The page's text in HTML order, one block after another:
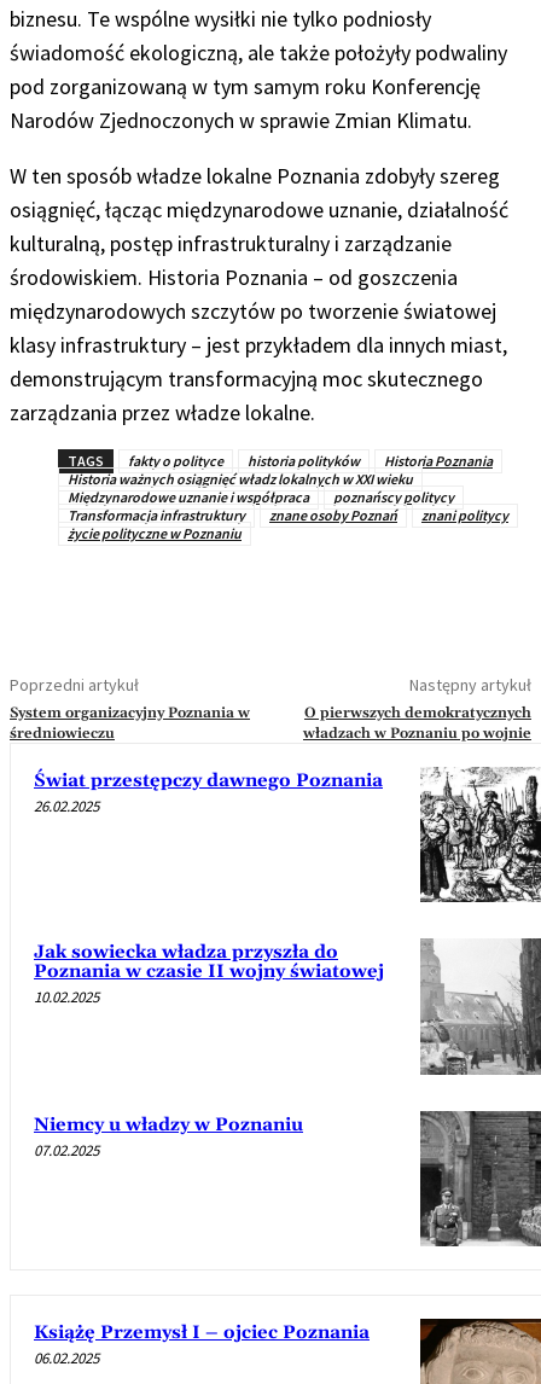
biznesu. Te wspólne wysiłki nie tylko podniosły
świadomość ekologiczną, ale także położyły podwaliny
pod zorganizowaną w tym samym roku Konferencję
Narodów Zjednoczonych w sprawie Zmian Klimatu.
W ten sposób władze lokalne Poznania zdobyły szereg
osiągnięć, łącząc międzynarodowe uznanie, działalność
kulturalną, postęp infrastrukturalny i zarządzanie
środowiskiem. Historia Poznania – od goszczenia
międzynarodowych szczytów po tworzenie światowej
klasy infrastruktury – jest przykładem dla innych miast,
demonstrującym transformacyjną moc skutecznego
zarządzania przez władze lokalne.
TAGS fakty o polityce historia polityków
Historia Poznania
Historia ważnych osiągnięć władz lokalnych w XXI wieku
Międzynarodowe uznanie i współpraca
poznańscy politycy
Transformacja infrastruktury
znane osoby Poznań
znani politycy
życie polityczne w Poznaniu
Poprzedni artykuł
System organizacyjny Poznania w
średniowieczu
Następny artykuł
O pierwszych demokratycznych
władzach w Poznaniu po wojnie
Świat przestępczy dawnego Poznania
26.02.2025
Jak sowiecka władza przyszła do
Poznania w czasie II wojny światowej
10.02.2025
Niemcy u władzy w Poznaniu
07.02.2025
Książę Przemysł I – ojciec Poznania
06.02.2025